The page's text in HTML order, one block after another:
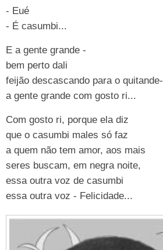
- Eué
- É casumbi...
E a gente grande -
bem perto dali
feijão descascando para o quitande-
a gente grande com gosto ri...
Com gosto ri, porque ela diz
que o casumbi males só faz
a quem não tem amor, aos mais
seres buscam, em negra noite,
essa outra voz de casumbi
essa outra voz - Felicidade...